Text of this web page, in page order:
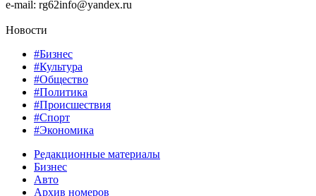
e-mail: rg62info@yandex.ru
Новости
#Бизнес
#Культура
#Общество
#Политика
#Происшествия
#Спорт
#Экономика
Редакционные материалы
Бизнес
Авто
Архив номеров